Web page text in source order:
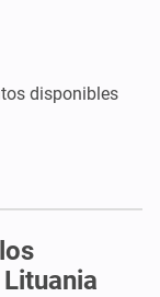
disponibles